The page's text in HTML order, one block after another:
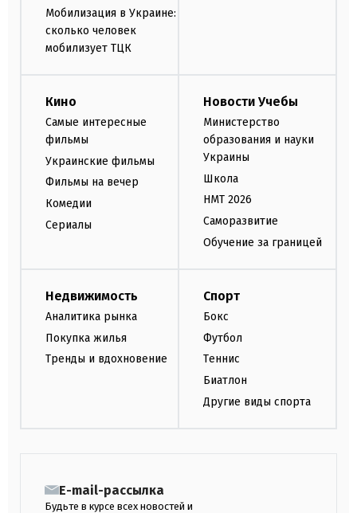
Мобилизация в Украине:
сколько человек
мобилизует ТЦК
Кино
Самые интересные
фильмы
Украинские фильмы
Фильмы на вечер
Комедии
Сериалы
Новости Учебы
Министерство
образования и науки
Украины
Школа
НМТ 2026
Саморазвитие
Обучение за границей
Недвижимость
Аналитика рынка
Покупка жилья
Тренды и вдохновение
Спорт
Бокс
Футбол
Теннис
Биатлон
Другие виды спорта
E-mail-рассылка
Будьте в курсе всех новостей и